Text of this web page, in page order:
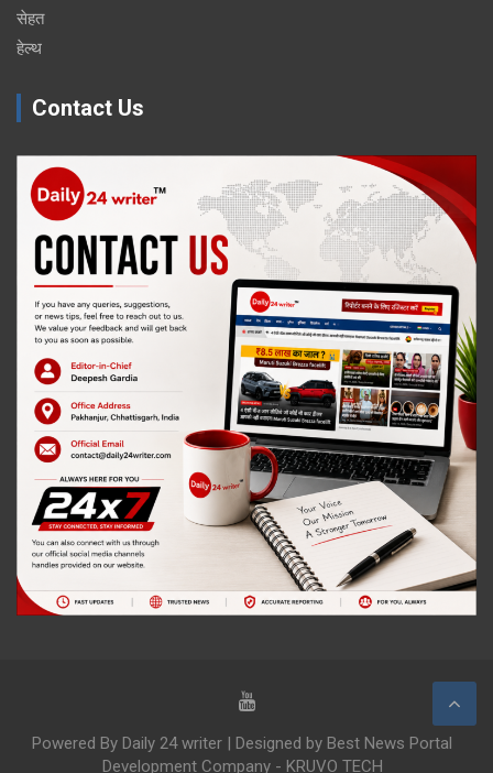
सेहत
हेल्थ
Contact Us
Powered By Daily 24 writer | Designed by Best News Portal
Development Company - KRUVO TECH